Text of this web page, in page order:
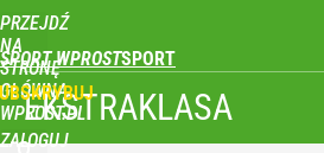
PRZEJDŹ
NA
STRONĘ
GŁÓWNĄ
WPROST.PL
SPORT WPROST
ZALOGUJ
EKSTRAKLASA